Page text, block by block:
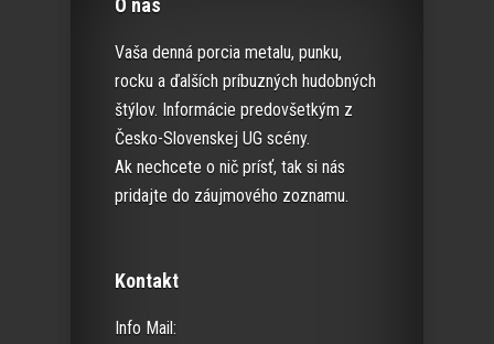
O nás
Vaša denná porcia metalu, punku,
rocku a ďalších príbuzných hudobných
štýlov. Informácie predovšetkým z
Česko-Slovenskej UG scény.
Ak nechcete o nič prísť, tak si nás
pridajte do záujmového zoznamu.
Kontakt
Info Mail: